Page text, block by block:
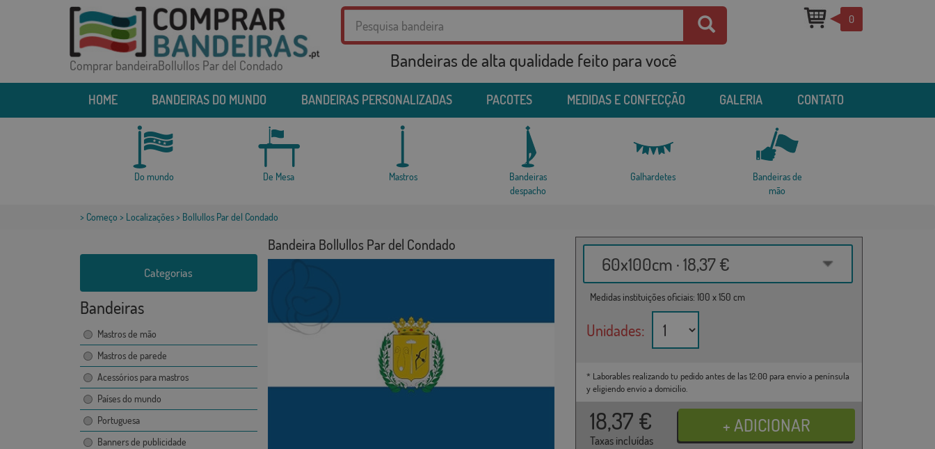
Comprar bandeiraBollullos Par del Condado Bandeiras de alta qualidade feito para você
0
HOME BANDEIRAS DO MUNDO BANDEIRAS PERSONALIZADAS PACOTES MEDIDAS E CONFECÇÃO GALERIA CONTATO
Do mundo De Mesa Mastros
Bandeiras
despacho
Galhardetes
Bandeiras de
mão
> Começo > Localizações> Bollullos Par del Condado
Categorias
Bandeiras
Mastros de mão
Mastros de parede
Acessórios para mastros
Países do mundo
Portuguesa
Banners de publicidade
Bandeira Bollullos Par del Condado
60x100cm · 18,37 €
Medidas instituições oficiais: 100 x 150 cm
Unidades:
* Laborables realizando tu pedido antes de las 12:00 para envío a península
y eligiendo envío a domicilio.
18,37 €
Taxas incluídas